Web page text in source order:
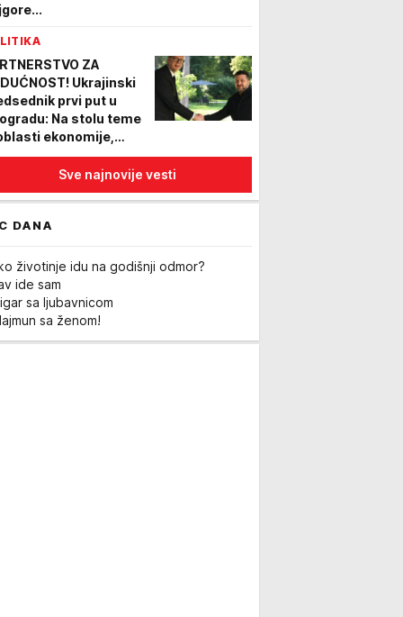
ZA
Ukrajinski
prvi put u
Na stolu teme
ekonomije,
i EU
Sve najnovije vesti
DANA
životinje idu na godišnji odmor?
ide sam
sa ljubavnicom
sa ženom!